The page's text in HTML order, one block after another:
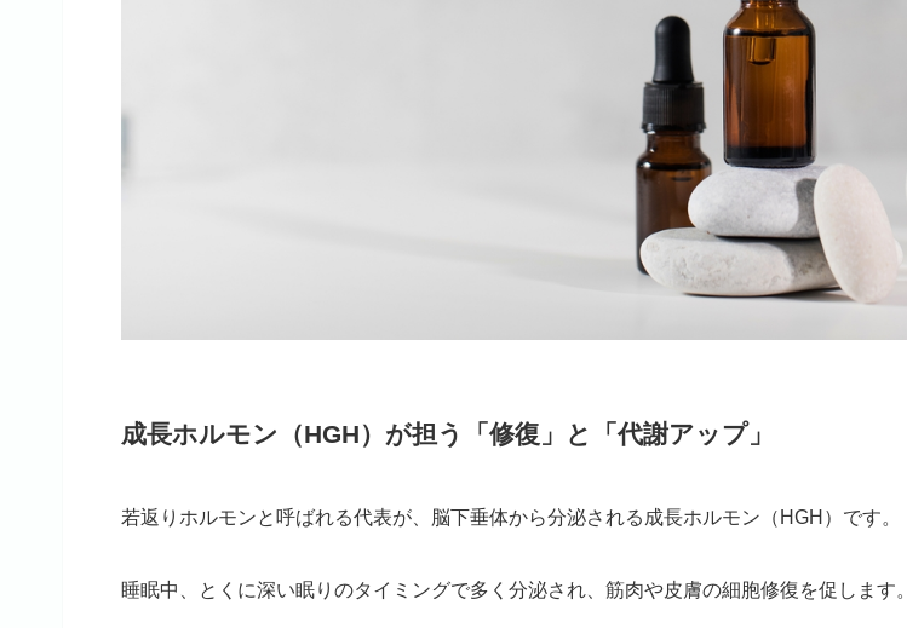
成長ホルモン（HGH）が担う「修復」と「代謝アップ」
若返りホルモンと呼ばれる代表が、脳下垂体から分泌される成長ホルモン（HGH）です。
睡眠中、とくに深い眠りのタイミングで多く分泌され、筋肉や皮膚の細胞修復を促します。